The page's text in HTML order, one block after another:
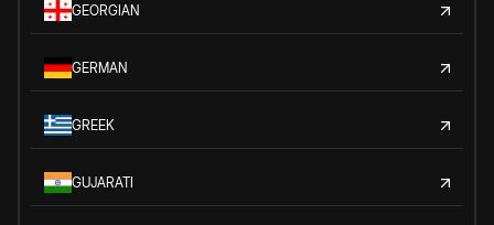
GEORGIAN
GERMAN
GREEK
GUJARATI